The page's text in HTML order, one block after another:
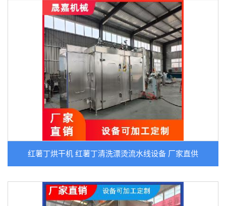
红薯丁烘干机 红薯丁清洗漂烫流水线设备 厂家直供